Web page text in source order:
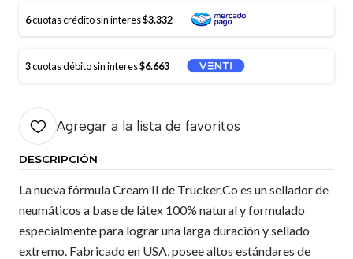
6cuotas crédito sin interes$3.332
3cuotas débito sin interes$6.663
Agregar a la lista de favoritos
DESCRIPCIÓN
La nueva fórmula Cream II de Trucker.Co es un sellador de
neumáticos a base de látex 100% natural y formulado
especialmente para lograr una larga duración y sellado
extremo. Fabricado en USA, posee altos estándares de